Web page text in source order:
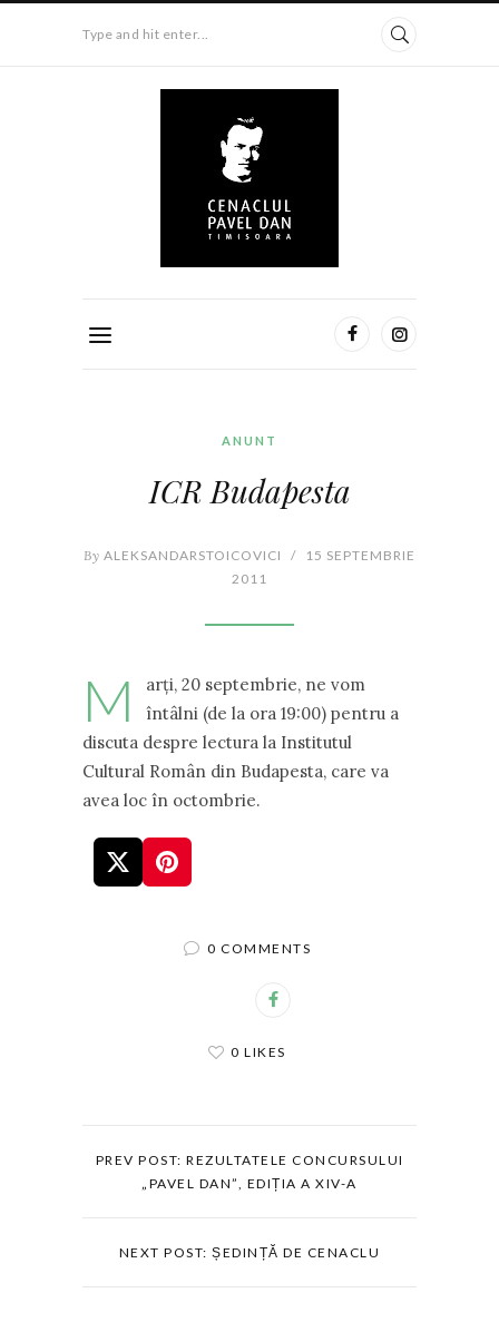
Type and hit enter...
ANUNT
ICR Budapesta
By ALEKSANDARSTOICOVICI /
15 SEPTEMBRIE
2011
M
arţi, 20 septembrie, ne vom
întâlni (de la ora 19:00) pentru a
discuta despre lectura la Institutul
Cultural Român din Budapesta, care va
avea loc în octombrie.
0 COMMENTS
0 LIKES
PREV POST: REZULTATELE CONCURSULUI
„PAVEL DAN”, EDIȚIA A XIV-A
NEXT POST: ȘEDINȚĂ DE CENACLU